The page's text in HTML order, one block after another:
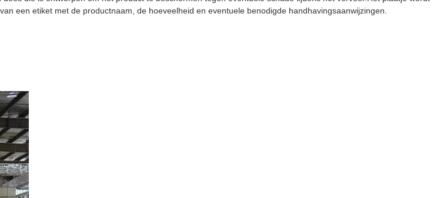
een etiket met de productnaam, de hoeveelheid en eventuele benodigde handhavingsaanwijzingen.